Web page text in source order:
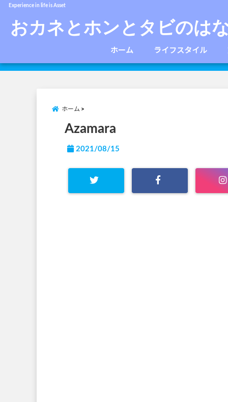
Experience in life is Asset
おカネとホンとタビのは
ホーム ライフスタイル
ホーム
Azamara
2021/08/15